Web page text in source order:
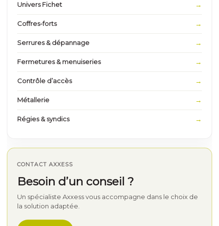
Univers Fichet
Coffres-forts
Serrures & dépannage
Fermetures & menuiseries
Contrôle d’accès
Métallerie
Régies & syndics
CONTACT AXXESS
Besoin d’un conseil ?
Un spécialiste Axxess vous accompagne dans le choix de
la solution adaptée.